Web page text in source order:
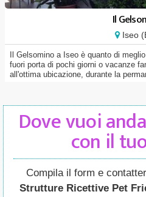
Il
Iseo
Il Gelsomino a Iseo è quanto di
fuori porta di pochi giorni o vacanze
all'ottima ubicazione, durante la
Dove vuoi
con il
Compila il form e
Strutture Ricettive Pet